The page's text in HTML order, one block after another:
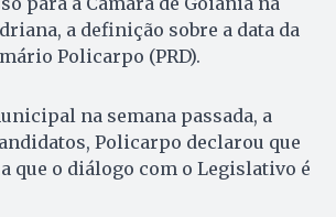
a definição sobre a data da
Policarpo (PRD).
na semana passada, a
Policarpo declarou que
que o diálogo com o Legislativo é